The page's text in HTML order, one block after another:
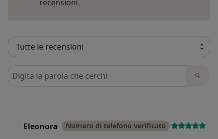
recensioni.
Cerca nelle recensioni
Eleonora Numero di telefono verificato